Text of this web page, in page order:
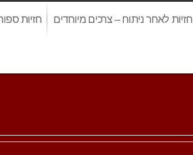
חזיות לאחר ניתוח – צרכים מיוחדים חזיות